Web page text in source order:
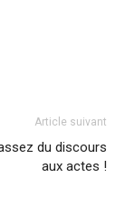
Article suivant
du discours
aux actes !